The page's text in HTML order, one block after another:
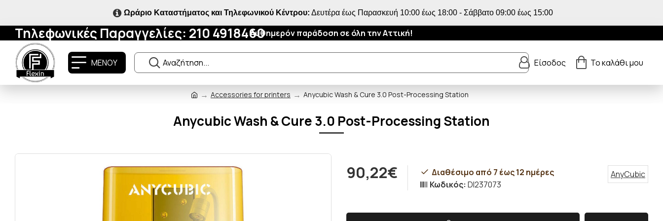
Ωράριο Καταστήματος και Τηλεφωνικού Κέντρου: Δευτέρα έως Παρασκευή 10:00 έως 18:00 - Σάββατο 09:00 έως 15:00
Τηλεφωνικές Παραγγελίες: 210 4918460Αυθημερόν παράδοση σε όλη την Αττική!
ΜΕΝΟΥ Είσοδος Το καλάθι μου
Accessories for printers Anycubic Wash & Cure 3.0 Post-Processing Station
Anycubic Wash & Cure 3.0 Post-Processing Station
90,22€
Διαθέσιμο από 7 έως 12 ημέρες
Κωδικός: DI237073
AnyCubic